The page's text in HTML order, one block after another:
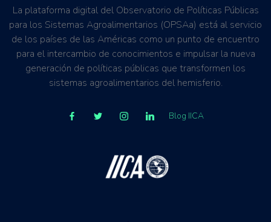
La plataforma digital del Observatorio de Políticas Públicas
para los Sistemas Agroalimentarios (OPSAa) está al servicio
de los países de las Américas como un punto de encuentro
para el intercambio de conocimientos e impulsar la nueva
generación de políticas públicas que transformen los
sistemas agroalimentarios del hemisferio.
Blog IICA